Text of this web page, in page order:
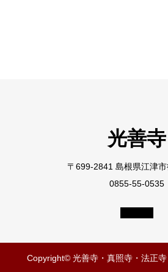
光善寺
〒699-2841 島根県江津
0855-55-0535
Copyright© 光善寺・真照寺・法正寺